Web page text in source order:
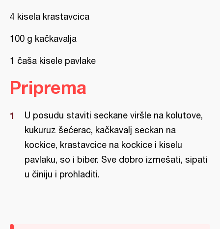
4 kisela krastavcica
100 g kačkavalja
1 čaša kisele pavlake
Priprema
U posudu staviti seckane viršle na kolutove,
kukuruz šećerac, kačkavalj seckan na
kockice, krastavcice na kockice i kiselu
pavlaku, so i biber. Sve dobro izmešati, sipati
u činiju i prohladiti.